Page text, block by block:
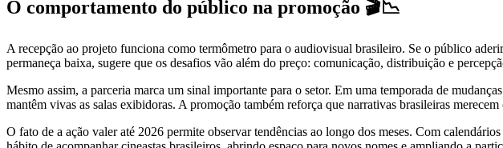
O comportamento do público na promoção 🎬📉
A recepção ao projeto funciona como termômetro para o audiovisual brasileiro. Se o público
permaneça baixa, sugere que os desafios vão além do preço: comunicação, distribuição e
Mesmo assim, a parceria marca um sinal importante para o setor. Em uma temporada de
mantêm vivas as salas exibidoras. A promoção também reforça que narrativas brasileiras
O fato de a ação valer até 2026 permite observar tendências ao longo dos meses. Com